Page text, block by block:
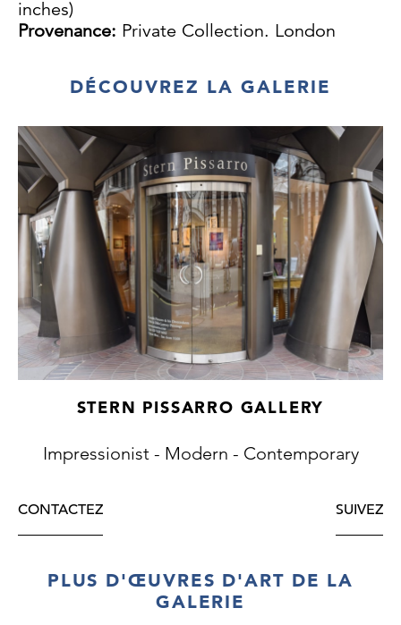
inches)
Provenance: Private Collection. London
DÉCOUVREZ LA GALERIE
STERN PISSARRO GALLERY
Impressionist - Modern - Contemporary
CONTACTEZ SUIVEZ
PLUS D'ŒUVRES D'ART DE LA
GALERIE